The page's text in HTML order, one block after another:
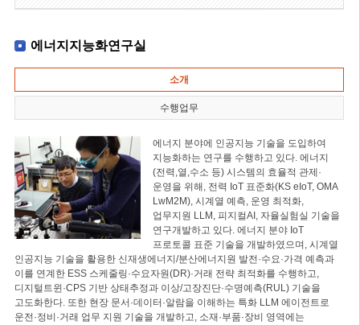
에너지지능화연구실
소개
수행업무
에너지 분야에 인공지능 기술을 도입하여
지능화하는 연구를 수행하고 있다. 에너지
(전력,열,수소 등) 시스템의 효율적 관제·
운영을 위해, 전력 IoT 표준화(KS eIoT, OMA
LwM2M), 시계열 예측, 운영 최적화,
업무지원 LLM, 피지컬AI, 자율실험실 기술을
연구개발하고 있다. 에너지 분야 IoT
프로토콜 표준 기술을 개발하였으며, 시계열
인공지능 기술을 활용한 신재생에너지/분산에너지원 발전·수요·가격 예측과
이를 연계한 ESS 스케줄링·수요자원(DR)·거래 전략 최적화를 수행하고,
디지털트윈·CPS 기반 상태추정과 이상/고장진단·수명예측(RUL) 기술을
고도화한다. 또한 현장 문서·데이터·알람을 이해하는 특화 LLM 에이전트로
운전·정비·거래 업무 지원 기술을 개발하고, 소재·부품·장비 영역에는